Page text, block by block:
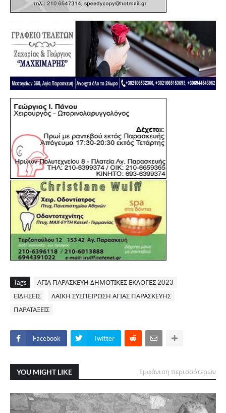
Tags
ΑΓΙΑ ΠΑΡΑΣΚΕΥΗ ΔΗΜΟΤΙΚΕΣ ΕΚΛΟΓΕΣ 2023
ΕΙΔΗΣΕΙΣ
ΛΑΪΚΗ ΣΥΣΠΕΙΡΩΣΗ ΑΓΙΑΣ ΠΑΡΑΣΚΕΥΗΣ
ΠΑΡΑΤΑΞΕΙΣ
Facebook Twitter
YOU MIGHT LIKE Εμφάνιση περισσότερων